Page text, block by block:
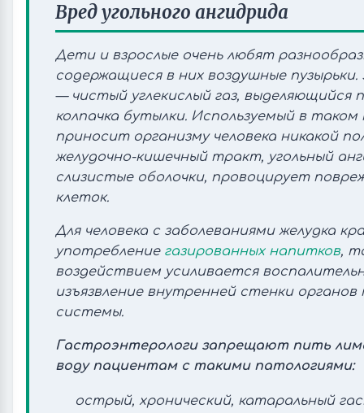
Вред угольного ангидрида
Дети и взрослые очень любят
содержащиеся в них воздушные пузырьки.
— чистый углекислый газ, выделяющийся
колпачка бутылки. Используемый в таком
приносит организму человека никакой
желудочно-кишечный тракт, угольный
слизистые оболочки, провоцирует
клеток.
Для человека с заболеваниями желудка
употребление газированных напитков,
воздействием усиливается
изъязвление внутренней стенки
системы.
Гастроэнтерологи запрещают пить
воду пациентам с такими патологиями:
острый, хронический, катаральный